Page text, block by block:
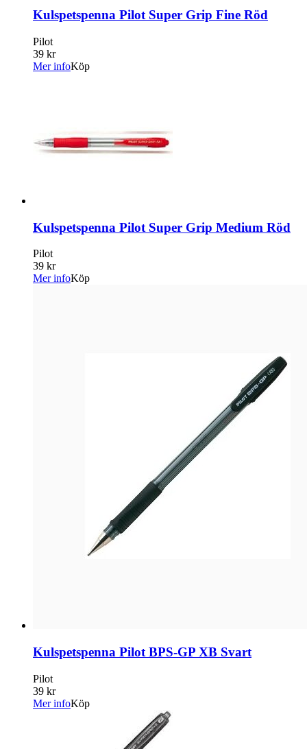
Kulspetspenna Pilot Super Grip Fine Röd
Pilot
39 kr
Mer infoKöp
Kulspetspenna Pilot Super Grip Medium Röd
Pilot
39 kr
Mer infoKöp
Kulspetspenna Pilot BPS-GP XB Svart
Pilot
39 kr
Mer infoKöp